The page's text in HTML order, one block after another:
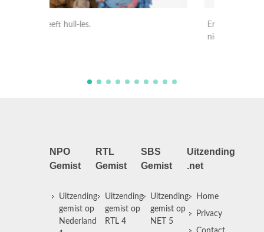
Er is kermis in de straat. Ieniemienie kan
NPO
Gemist
Uitzending
gemist op
Nederland
RTL
Gemist
Uitzending
gemist op
RTL 4
SBS
Gemist
Uitzending
gemist op
NET 5
Uitzending
.net
Home
Privacy